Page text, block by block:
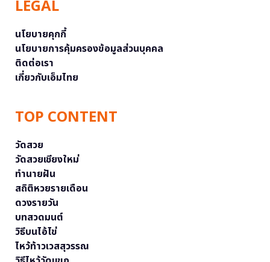
LEGAL
นโยบายคุกกี้
นโยบายการคุ้มครองข้อมูลส่วนบุคคล
ติดต่อเรา
เกี่ยวกับเอ็มไทย
TOP CONTENT
วัดสวย
วัดสวยเชียงใหม่
ทำนายฝัน
สถิติหวยรายเดือน
ดวงรายวัน
บทสวดมนต์
วิธีบนไอ้ไข่
ไหว้ท้าวเวสสุวรรณ